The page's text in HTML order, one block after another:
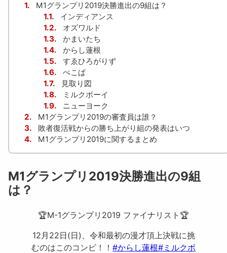
1.
M1グランプリ2019決勝進出の9組は？
1.1.
インディアンス
1.2.
オズワルド
1.3.
かまいたち
1.4.
からし蓮根
1.5.
すゑひろがりず
1.6.
ぺこぱ
1.7.
見取り図
1.8.
ミルクボーイ
1.9.
ニューヨーク
2.
M1グランプリ2019の審査員は誰？
3.
敗者復活戦からの勝ち上がり組の発表はいつ
4.
M1グランプリ2019に関するまとめ
M1グランプリ2019決勝進出の9組
は？
🏆M-1グランプリ2019 ファイナリスト🏆
12月22日(日)、令和最初の漫才頂上決戦に挑
むのはこのコンビ！！ #からし蓮根#ミルクボ